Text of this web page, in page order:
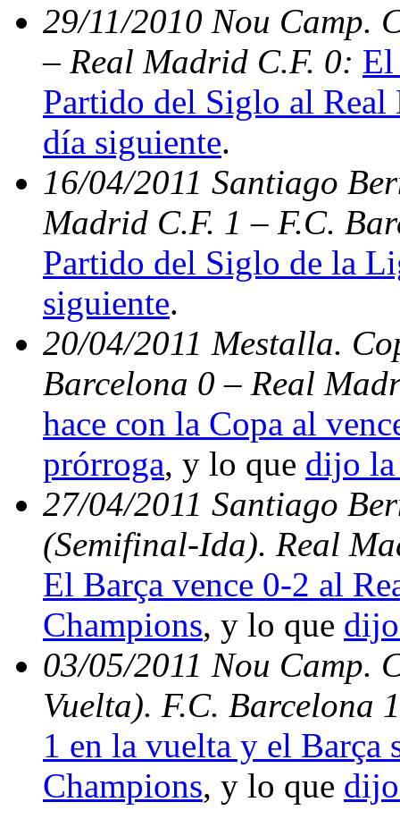
29/11/2010 Nou Camp.
– Real Madrid C.F. 0: El
Partido del Siglo al
día siguiente.
16/04/2011 Santiago
Madrid C.F. 1 – F.C.
Partido del Siglo de la
siguiente.
20/04/2011 Mestalla.
Barcelona 0 – Real
hace con la Copa al
prórroga, y lo que dijo la
27/04/2011 Santiago
(Semifinal-Ida). Real
El Barça vence 0-2 al
Champions, y lo que
03/05/2011 Nou Camp.
Vuelta). F.C. Barcelona
1 en la vuelta y el Barça
Champions, y lo que